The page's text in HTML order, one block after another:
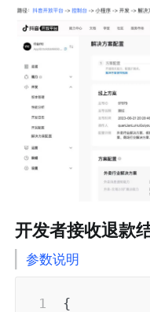
开发者接收退款
参数说明
{